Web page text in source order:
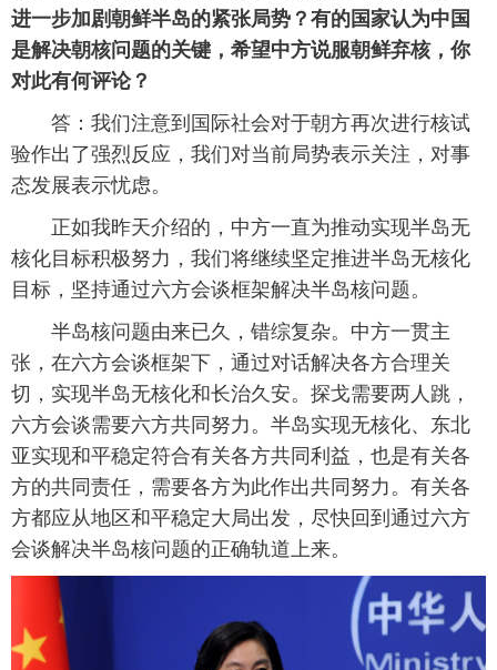
进一步加剧朝鲜半岛的紧张局势？有的国家认为中国
是解决朝核问题的关键，希望中方说服朝鲜弃核，你
对此有何评论？
答：我们注意到国际社会对于朝方再次进行核试
验作出了强烈反应，我们对当前局势表示关注，对事
态发展表示忧虑。
正如我昨天介绍的，中方一直为推动实现半岛无
核化目标积极努力，我们将继续坚定推进半岛无核化
目标，坚持通过六方会谈框架解决半岛核问题。
半岛核问题由来已久，错综复杂。中方一贯主
张，在六方会谈框架下，通过对话解决各方合理关
切，实现半岛无核化和长治久安。探戈需要两人跳，
六方会谈需要六方共同努力。半岛实现无核化、东北
亚实现和平稳定符合有关各方共同利益，也是有关各
方的共同责任，需要各方为此作出共同努力。有关各
方都应从地区和平稳定大局出发，尽快回到通过六方
会谈解决半岛核问题的正确轨道上来。